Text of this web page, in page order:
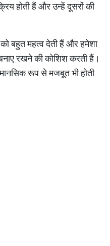
होती हैं और उन्हें दूसरों की
को बहुत महत्व देती हैं और हमेशा
रखने की कोशिश करती हैं।
रूप से मजबूत भी होती